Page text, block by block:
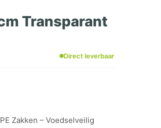
Transparant
Direct leverbaar
Zakken – Voedselveilig